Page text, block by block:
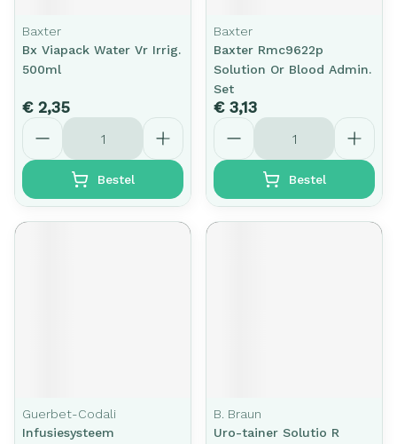
Baxter
Bx Viapack Water Vr Irrig.
500ml
€ 2,35
Aantal
Bestel
Baxter
Baxter Rmc9622p
Solution Or Blood Admin.
Set
€ 3,13
Aantal
Bestel
Guerbet-Codali
Infusiesysteem
B. Braun
Uro-tainer Solutio R